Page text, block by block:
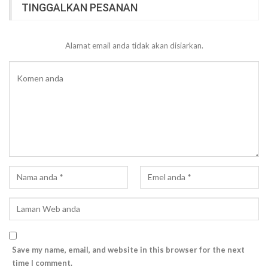
TINGGALKAN PESANAN
Alamat email anda tidak akan disiarkan.
Save my name, email, and website in this browser for the next
time I comment.